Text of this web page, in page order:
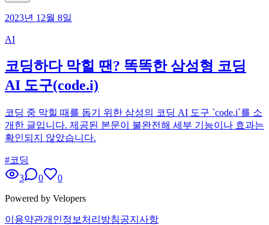
2023년 12월 8일
AI
코딩하다 막힐 땐? 똑똑한 삼성형 코딩
AI 도구(code.i)
코딩 중 막힐 때를 돕기 위한 삼성의 코딩 AI 도구 `code.i`를 소
개한 글입니다. 제공된 본문이 불완전해 세부 기능이나 효과는
확인되지 않았습니다.
#코딩
3
0
0
Powered by Velopers
이용약관개인정보처리방침공지사항